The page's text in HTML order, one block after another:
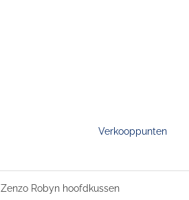
Verkooppunten
Zenzo Robyn hoofdkussen